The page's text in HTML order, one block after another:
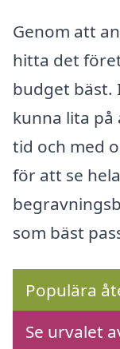
Genom att
hitta det
budget bäst.
kunna lita
tid och med
för att se
som bäst
Populära
Se urvalet